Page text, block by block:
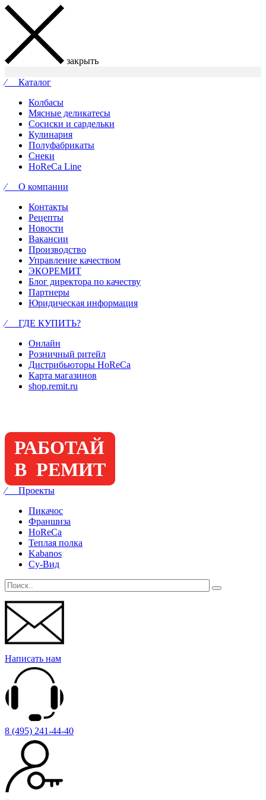
закрыть
⁄ Каталог
Колбасы
Мясные деликатесы
Сосиски и сардельки
Кулинария
Полуфабрикаты
Снеки
HoReCa Line
⁄ О компании
Контакты
Рецепты
Новости
Вакансии
Производство
Управление качеством
ЭКОРЕМИТ
Блог директора по качеству
Партнеры
Юридическая информация
⁄ ГДЕ КУПИТЬ?
Онлайн
Розничный ритейл
Дистрибьюторы HoReCa
Карта магазинов
shop.remit.ru
РАБОТАЙ
В РЕМИТ
⁄ Проекты
Пикачос
Франшиза
HoReCa
Теплая полка
Kabanos
Су-Вид
Написать нам
8 (495) 241-44-40